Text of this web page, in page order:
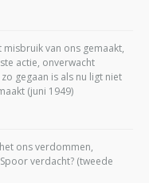
van ons gemaakt,
actie, onverwacht
gegaan is als nu ligt niet
(juni 1949)
ons verdommen,
verdacht? (tweede